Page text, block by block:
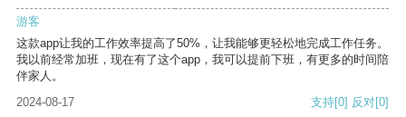
游客
这款app让我的工作效率提高了50%，让我能够更轻松地完成工作任务。
我以前经常加班，现在有了这个app，我可以提前下班，有更多的时间陪
伴家人。
2024-08-17
支持[0] 反对[0]